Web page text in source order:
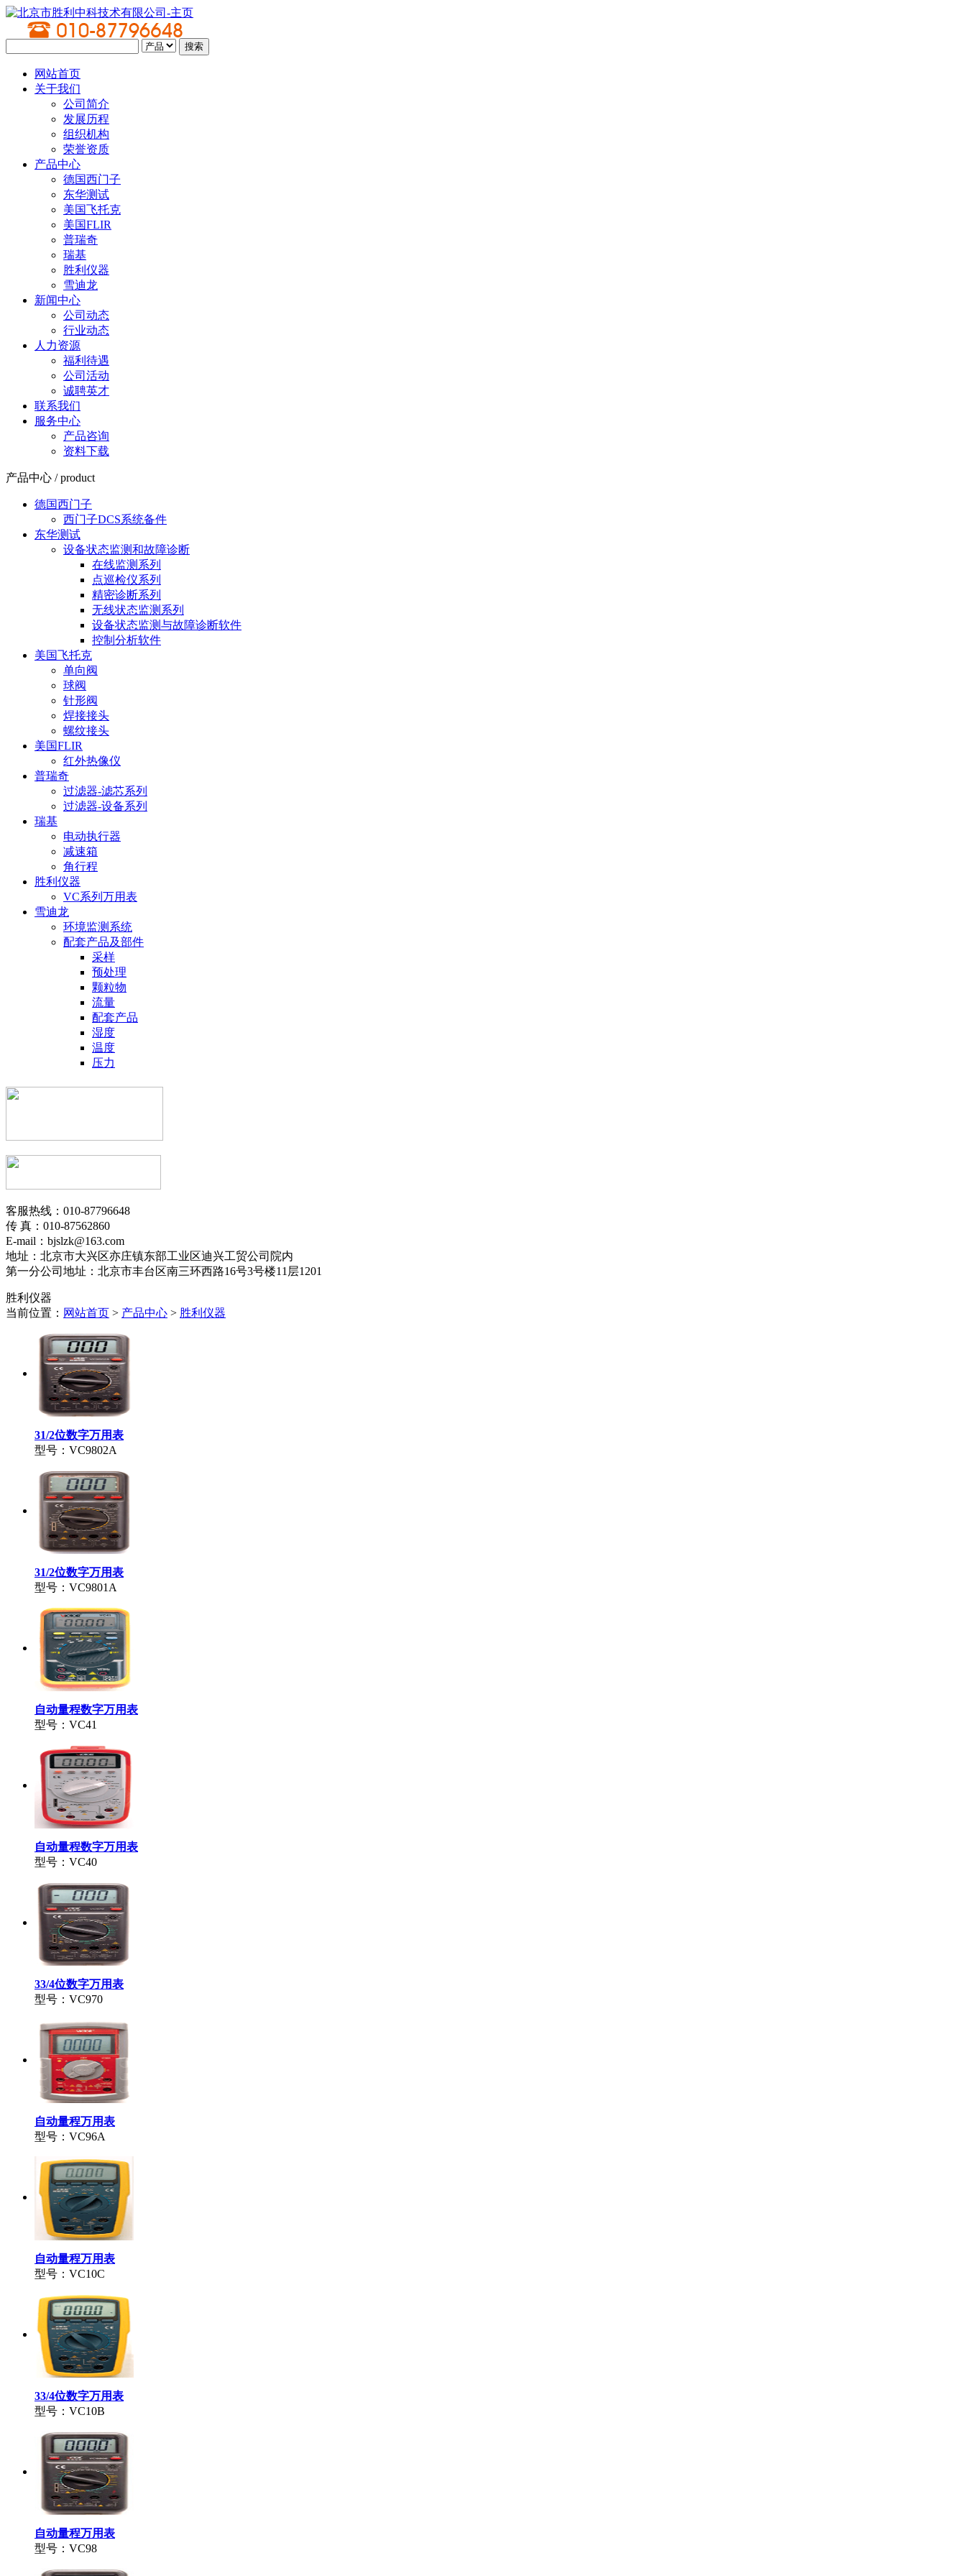
网站首页
关于我们
公司简介
发展历程
组织机构
荣誉资质
产品中心
德国西门子
东华测试
美国飞托克
美国FLIR
普瑞奇
瑞基
胜利仪器
雪迪龙
新闻中心
公司动态
行业动态
人力资源
福利待遇
公司活动
诚聘英才
联系我们
服务中心
产品咨询
资料下载
产品中心 / product
德国西门子
西门子DCS系统备件
东华测试
设备状态监测和故障诊断
在线监测系列
点巡检仪系列
精密诊断系列
无线状态监测系列
设备状态监测与故障诊断软件
控制分析软件
美国飞托克
单向阀
球阀
针形阀
焊接接头
螺纹接头
美国FLIR
红外热像仪
普瑞奇
过滤器-滤芯系列
过滤器-设备系列
瑞基
电动执行器
减速箱
角行程
胜利仪器
VC系列万用表
雪迪龙
环境监测系统
配套产品及部件
采样
预处理
颗粒物
流量
配套产品
湿度
温度
压力
客服热线：010-87796648
传 真：010-87562860
E-mail：bjslzk@163.com
地址：北京市大兴区亦庄镇东部工业区迪兴工贸公司院内
第一分公司地址：北京市丰台区南三环西路16号3号楼11层1201
胜利仪器
当前位置： 网站首页 > 产品中心 > 胜利仪器
31/2位数字万用表
型号：VC9802A
31/2位数字万用表
型号：VC9801A
自动量程数字万用表
型号：VC41
自动量程数字万用表
型号：VC40
33/4位数字万用表
型号：VC970
自动量程万用表
型号：VC96A
自动量程万用表
型号：VC10C
33/4位数字万用表
型号：VC10B
自动量程万用表
型号：VC98